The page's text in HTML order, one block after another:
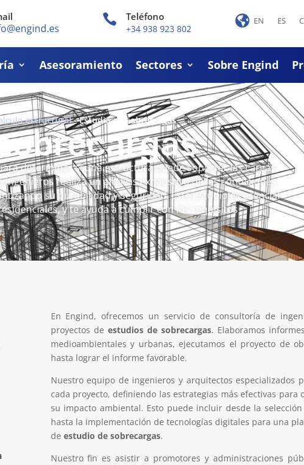
 Teléfono
+34 938 923 802
EN ES
Asesoramiento Sectores Sobre Engind
estructural-Estudio de sobrecargas
determinar si una estructura puede soportar las cargas
ingenieros realiza un análisis exhaustivo de las condiciones
su durabilidad y seguridad. Este estudio es esencial
y te ayuda a cumplir con los requisitos
En Engind, ofrecemos un servicio de consultoría de
proyectos de estudios de sobrecargas. Elaboramos
medioambientales y urbanas, ejecutamos el proyecto de
hasta lograr el informe favorable.
Nuestro equipo de ingenieros y arquitectos especializados
cada proyecto, definiendo las estrategias más efectivas
su impacto ambiental. Esto puede incluir desde la
hasta la implementación de tecnologías digitales para una
de estudio de sobrecargas.
Nuestro fin es asistir a promotores y administraciones